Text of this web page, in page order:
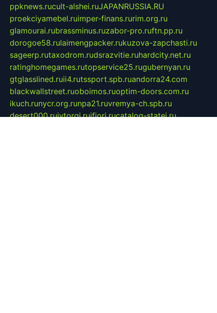
ppknews.rucult-alshei.ruJAPANRUSSIA.RU
proekciyamebel.ruimper-finans.rurim.org.ru
glamourai.rubrassminus.ruzabor-pro.ruftn.pp.ru
dorogoe58.rulaimengpacker.rukuzova-zapchasti.ru
sageerp.rutaxodrom.rudsrazvitie.ruhardcity.net.ru
ratinghomegames.rutopservice25.rugubernyan.ru
gtglasslined.ruii4.rutssport.spb.ruandorra24.com
blackwallstreet.ruoboimos.ruoptim-doors.com.ru
ikuch.runycr.org.runpa21.ruvremya-ch.spb.ru
desert000.ruivtorgi.ruifiori.rucatalog-statei.ru